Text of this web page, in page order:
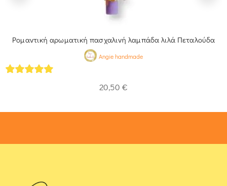
Ρομαντική αρωματική πασχαλινή λαμπάδα λιλά Πεταλούδα
Angie handmade
20,50 €